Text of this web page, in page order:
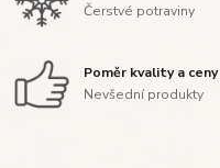
Čerstvé potraviny
Poměr kvality a ceny
Nevšední produkty